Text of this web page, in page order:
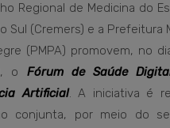
Regional de Medicina do
Sul (Cremers) e a Prefeitura
(PMPA) promovem, no
o Fórum de Saúde
Artificial. A iniciativa é
conjunta, por meio do